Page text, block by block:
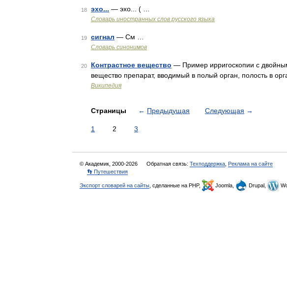
18 эхо... — эхо... ( …
Словарь иностранных слов русского языка
19 сигнал — См …
Словарь синонимов
20 Контрастное вещество — Пример ирригоскопии с
вещество препарат, вводимый в полый орган, полость в
Википедия
Страницы ← Предыдущая Следующая →
1 2 3
© Академик, 2000-2026 Обратная связь: Техподдержка Реклама на сайте
👣 Путешествия
Экспорт словарей на сайты , сделанные на PHP, Joomla, Drupal,